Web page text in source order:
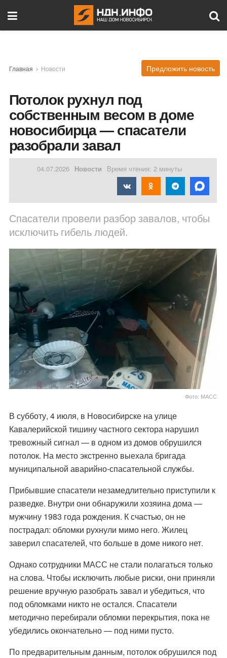
Главная Новости Предложить новость
Потолок рухнул под
собственным весом в доме
новосибирца — спасатели
разобрали завал
04.07.2026 Новости Время чтения: 2 минуты
Спасатели провели разбор завалов, чтобы
исключить гибель людей.
Фото: МАСС
В субботу, 4 июля, в Новосибирске на улице
Кавалерийской тишину частного сектора нарушил
тревожный сигнал — в одном из домов обрушился
потолок. На место экстренно выехала бригада
муниципальной аварийно-спасательной службы.
Прибывшие спасатели незамедлительно приступили к
разведке. Внутри они обнаружили хозяина дома —
мужчину 1983 года рождения. К счастью, он не
пострадал: обломки рухнули мимо него. Жилец
заверил спасателей, что больше в доме никого нет.
Однако сотрудники МАСС не стали полагаться только
на слова. Чтобы исключить любые риски, они приняли
решение вручную разобрать завал и убедиться, что
под обломками никто не остался. Спасатели
методично перебирали обломки перекрытия, пока не
убедились окончательно — под ними пусто.
По предварительным данным, потолок обрушился под